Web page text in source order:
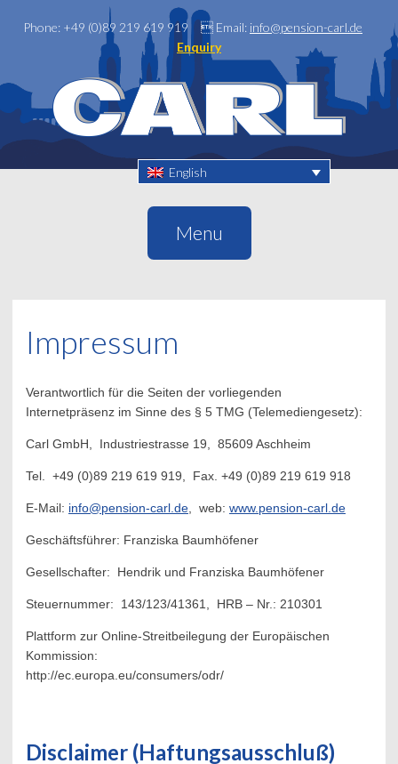
Phone: +49 (0)89 219 619 919  Email: info@pension-carl.de
Enquiry
English
Menu
Impressum
Verantwortlich für die Seiten der vorliegenden
Internetpräsenz im Sinne des § 5 TMG (Telemediengesetz):
Carl GmbH, Industriestrasse 19, 85609 Aschheim
Tel. +49 (0)89 219 619 919, Fax. +49 (0)89 219 619 918
E-Mail: info@pension-carl.de , web: www.pension-carl.de
Geschäftsführer: Franziska Baumhöfener
Gesellschafter: Hendrik und Franziska Baumhöfener
Steuernummer: 143/123/41361, HRB – Nr.: 210301
Plattform zur Online-Streitbeilegung der Europäischen
Kommission:
http://ec.europa.eu/consumers/odr/
Disclaimer (Haftungsausschluß)